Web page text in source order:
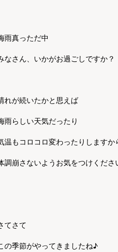
雨真っただ中
なさん、いかがお過ごしですか？
れが続いたかと思えば
雨らしい天気だったり
温もコロコロ変わったりしますか
調崩さないようお気をつけくださ
てさて
の季節がやってきましたね♪